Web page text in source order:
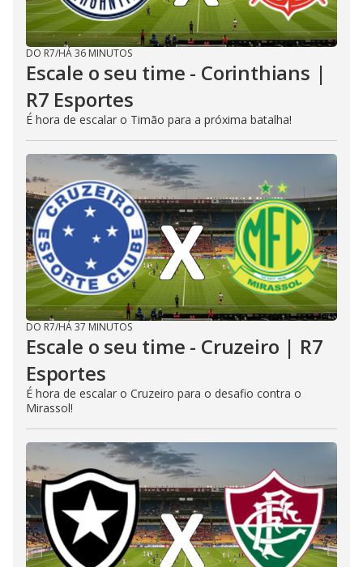
DO R7/HÁ 36 MINUTOS
Escale o seu time - Corinthians |
R7 Esportes
É hora de escalar o Timão para a próxima batalha!
DO R7/HÁ 37 MINUTOS
Escale o seu time - Cruzeiro | R7
Esportes
É hora de escalar o Cruzeiro para o desafio contra o
Mirassol!